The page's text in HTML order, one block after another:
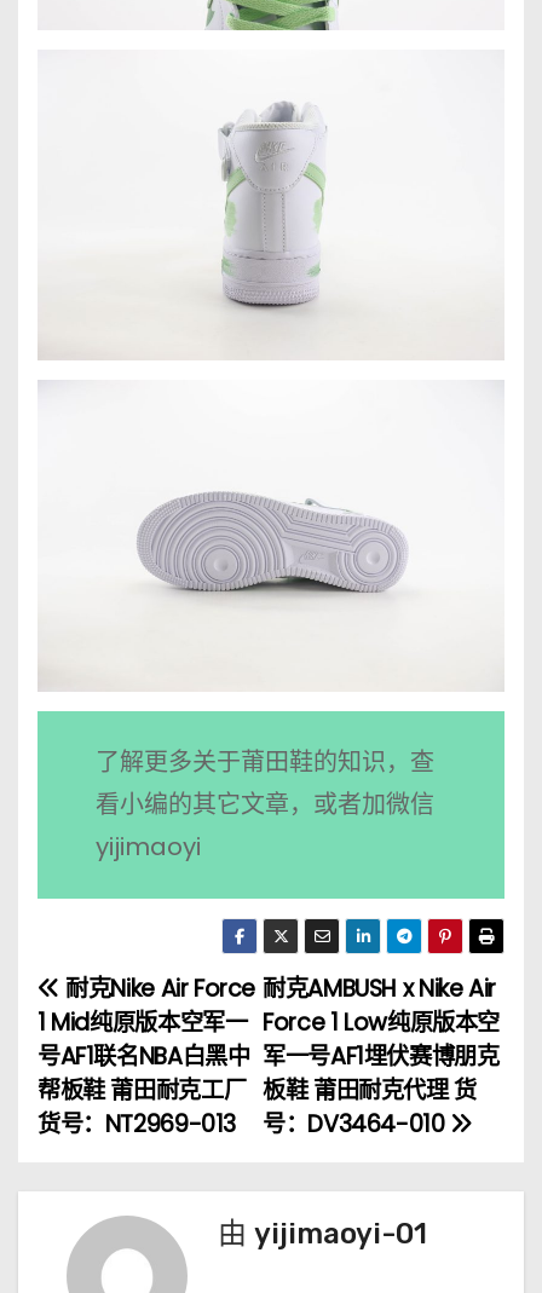
了解更多关于莆田鞋的知识，查
看小编的其它文章，或者加微信
yijimaoyi
文
章
导
航
耐克AMBUSH x Nike Air
Force 1 Low纯原版本空
军一号AF1埋伏赛博朋克
板鞋 莆田耐克代理 货
号：DV3464-010
耐克Nike Air Force
1 Mid纯原版本空军一
号AF1联名NBA白黑中
帮板鞋 莆田耐克工厂
货号：NT2969-013
由 yijimaoyi-01